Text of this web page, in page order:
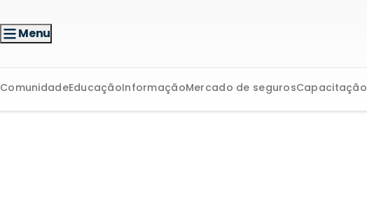
Menu
ComunidadeEducaçãoInformaçãoMercado de segurosCapacitação